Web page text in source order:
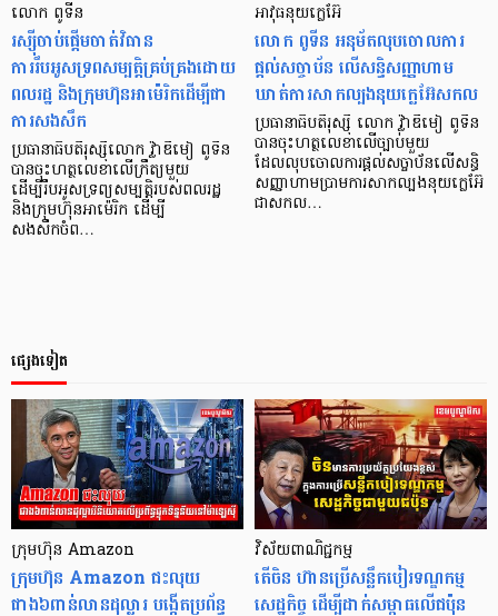
លោក ពូទីន
រស្ស៊ីចាប់ផ្ដើមចាត់វិធាន
ការរឹបអូសទ្រពសម្បត្តិគ្រប់គ្រងដោយ
ពលរដ្ឋ និងក្រុមហ៊ុនអាម៉េរិកដើម្បីជា
ការសងសឹក
ប្រធានាធិបតីរុស្ស៊ីលោក វ្ល៉ាឌីមៀ ពូទីន
បានចុះហត្ថលេខាលើក្រឹត្យមួយ
ដើម្បីរឹបអូសទ្រព្យសម្បត្តិរបស់ពលរដ្ឋ
និងក្រុមហ៊ុនអាម៉េរិក ដើម្បី
សងសឹកចំព…
អាវុធនុយក្លេអ៊ែ
លោក ពូទីន អនុម័តលុបចោលការ
ផ្តល់សច្ចាប័ន លើសន្ធិសញ្ញាហាម
ឃាត់ការសាកល្បងនុយក្លេអ៊ែសកល
ប្រធានាធិបតីរុស្ស៊ី លោក វ្ល៉ាឌីមៀ ពូទីន
បានចុះហត្ថលេខាលើច្បាប់មួយ
ដែលលុបចោលការផ្តល់សច្ចាប័នលើសន្ធិ
សញ្ញាហាមប្រាមការសាកល្បងនុយក្លេអ៊ែ
ជាសកល…
ផ្សេងទៀត
ក្រុមហ៊ុន Amazon
ក្រុមហ៊ុន Amazon ជះលុយ
ជាង៦ពាន់លានដុល្លារ បង្កើតប្រព័ន្ធ
វិស័យពាណិជ្ជកម្ម
តើចិន ហ៊ានប្រើសន្លឹកបៀរទណ្ឌកម្ម
សេដ្ឋកិច្ច ដើម្បីដាក់សម្ពាធលើជប៉ុន